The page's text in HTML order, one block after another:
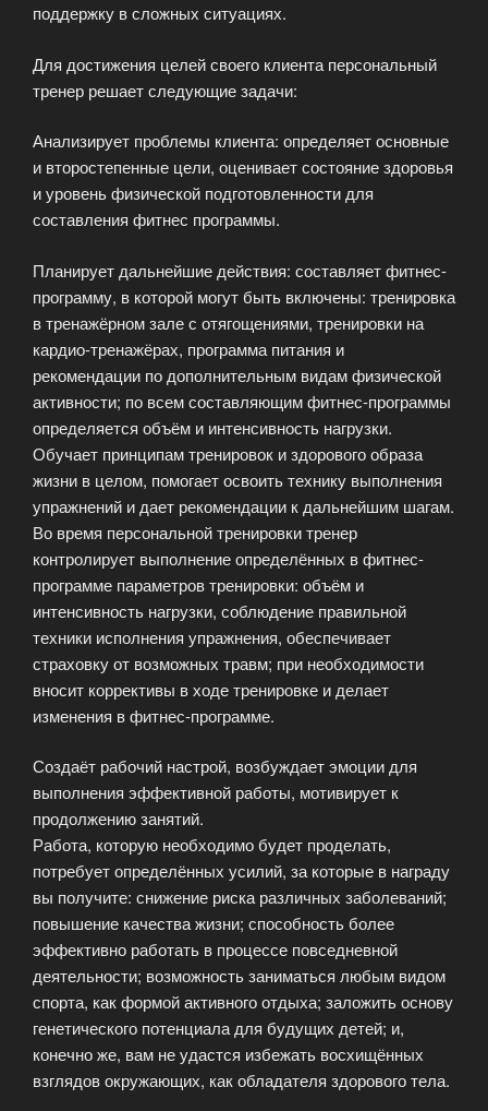
поддержку в сложных ситуациях.
Для достижения целей своего клиента персональный
тренер решает следующие задачи:
Анализирует проблемы клиента: определяет основные
и второстепенные цели, оценивает состояние здоровья
и уровень физической подготовленности для
составления фитнес программы.
Планирует дальнейшие действия: составляет фитнес-
программу, в которой могут быть включены: тренировка
в тренажёрном зале с отягощениями, тренировки на
кардио-тренажёрах, программа питания и
рекомендации по дополнительным видам физической
активности; по всем составляющим фитнес-программы
определяется объём и интенсивность нагрузки.
Обучает принципам тренировок и здорового образа
жизни в целом, помогает освоить технику выполнения
упражнений и дает рекомендации к дальнейшим шагам.
Во время персональной тренировки тренер
контролирует выполнение определённых в фитнес-
программе параметров тренировки: объём и
интенсивность нагрузки, соблюдение правильной
техники исполнения упражнения, обеспечивает
страховку от возможных травм; при необходимости
вносит коррективы в ходе тренировке и делает
изменения в фитнес-программе.
Создаёт рабочий настрой, возбуждает эмоции для
выполнения эффективной работы, мотивирует к
продолжению занятий.
Работа, которую необходимо будет проделать,
потребует определённых усилий, за которые в награду
вы получите: снижение риска различных заболеваний;
повышение качества жизни; способность более
эффективно работать в процессе повседневной
деятельности; возможность заниматься любым видом
спорта, как формой активного отдыха; заложить основу
генетического потенциала для будущих детей; и,
конечно же, вам не удастся избежать восхищённых
взглядов окружающих, как обладателя здорового тела.